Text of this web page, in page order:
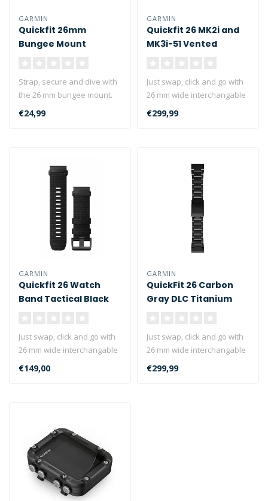
GARMIN
Quickfit 26mm
Bungee Mount
Strap, secure and dive with
the 26 mm bungee mount.
Designed for divers, the
ban..
€24,99
GARMIN
Quickfit 26 MK2i and
MK3i-51 Vented
Just swap, click and go with
26 mm wide interchangable
bands for your compatible..
€299,99
GARMIN
Quickfit 26 Watch
Band Tactical Black
Just swap, click and go with
26 mm wide interchangable
bands for your compatible..
€149,00
GARMIN
QuickFit 26 Carbon
Gray DLC Titanium
Just swap, click and go with
26 mm wide interchangable
bands for your compatible..
€299,99